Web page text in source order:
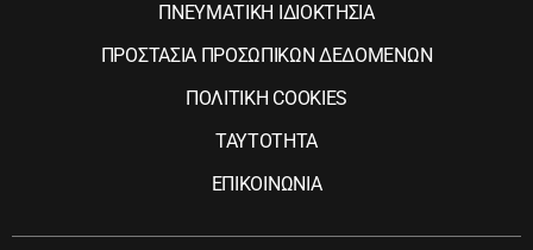
ΠΝΕΥΜΑΤΙΚΗ ΙΔΙΟΚΤΗΣΙΑ
ΠΡΟΣΤΑΣΙΑ ΠΡΟΣΩΠΙΚΩΝ ΔΕΔΟΜΕΝΩΝ
ΠΟΛΙΤΙΚΗ COOKIES
ΤΑΥΤΟΤΗΤΑ
ΕΠΙΚΟΙΝΩΝΙΑ